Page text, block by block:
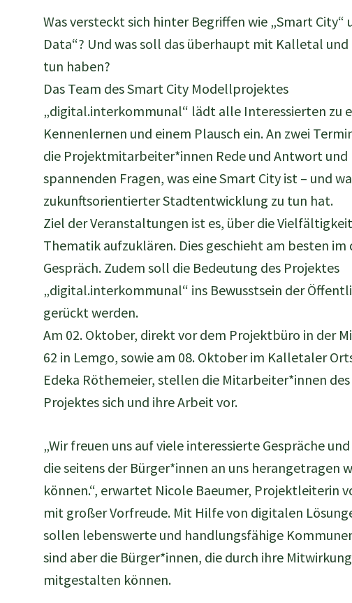
Was versteckt sich hinter Begriffen wie „Smart City“
Data“? Und was soll das überhaupt mit Kalletal und
tun haben?
Das Team des Smart City Modellprojektes
„digital.interkommunal“ lädt alle Interessierten zu
Kennenlernen und einem Plausch ein. An zwei
die Projektmitarbeiter*innen Rede und Antwort und
spannenden Fragen, was eine Smart City ist – und
zukunftsorientierter Stadtentwicklung zu tun hat.
Ziel der Veranstaltungen ist es, über die
Thematik aufzuklären. Dies geschieht am besten im
Gespräch. Zudem soll die Bedeutung des Projektes
„digital.interkommunal“ ins Bewusstsein der
gerückt werden.
Am 02. Oktober, direkt vor dem Projektbüro in der
62 in Lemgo, sowie am 08. Oktober im Kalletaler
Edeka Röthemeier, stellen die Mitarbeiter*innen
Projektes sich und ihre Arbeit vor.
„Wir freuen uns auf viele interessierte Gespräche
die seitens der Bürger*innen an uns herangetragen
können.“, erwartet Nicole Baeumer, Projektleiterin
mit großer Vorfreude. Mit Hilfe von digitalen
sollen lebenswerte und handlungsfähige
sind aber die Bürger*innen, die durch ihre
mitgestalten können.